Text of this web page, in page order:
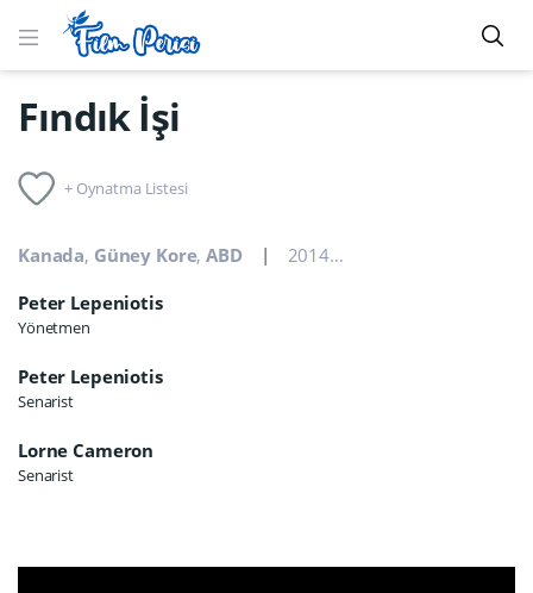
Fındık İşi
+ Oynatma Listesi
Kanada, Güney Kore,ABD 2014
Peter Lepeniotis
Yönetmen
Peter Lepeniotis
Senarist
Lorne Cameron
Senarist